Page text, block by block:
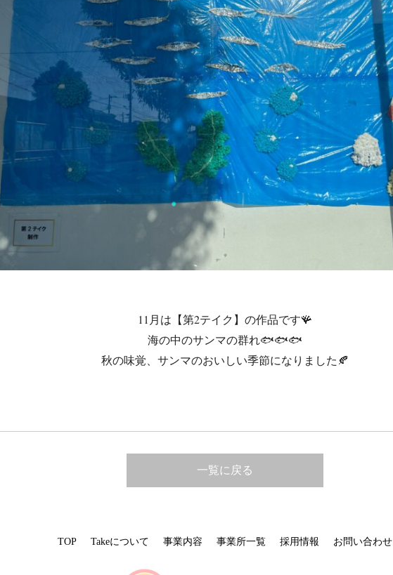
11月は【第2テイク】の作品です🪸
海の中のサンマの群れ🐟🐟🐟
秋の味覚、サンマのおいしい季節になりました🍂
一覧に戻る
TOP Takeについて 事業内容 事業所一覧 採用情報 お問い合わせ